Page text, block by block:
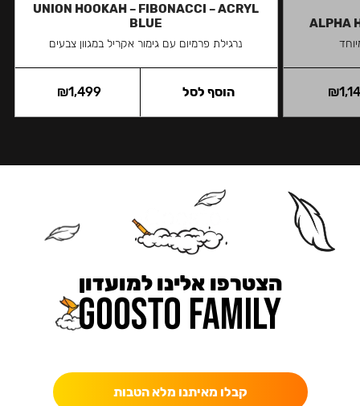
ALPHA
₪
UNION HOOKAH – FIBONACCI – ACRYL
BLUE
נרגילת פרמיום עם גימור אקריל במגוון צבעים
₪1,499 הוסף לסל
הצטרפו אלינו למועדון
קבלו מאיתנו מלא הטבות